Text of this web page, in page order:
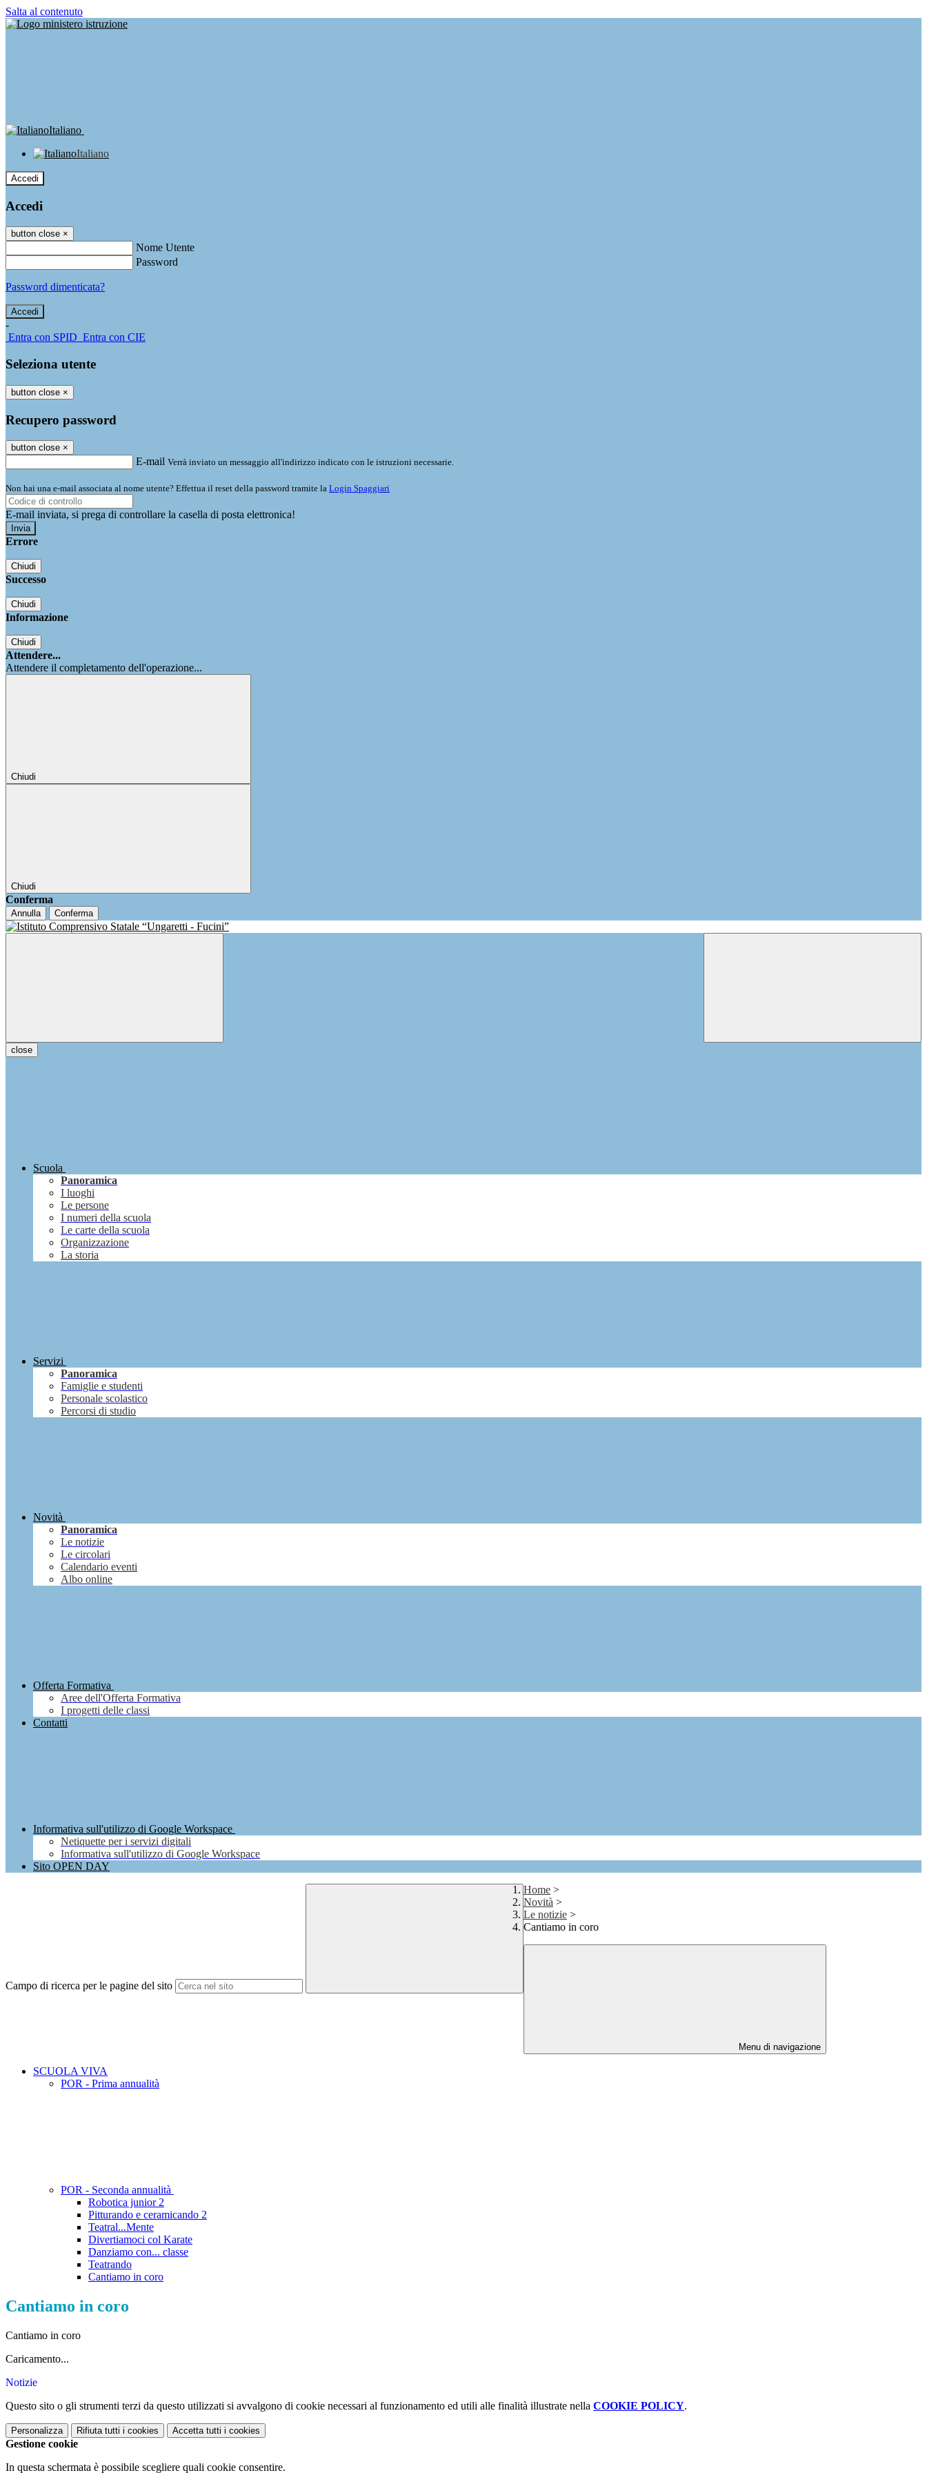
Salta al contenuto
Italiano
Italiano
Accedi
Accedi
button close ×
Nome Utente
Password
Password dimenticata?
-
Entra con SPID Entra con CIE
Seleziona utente
button close ×
Recupero password
button close ×
E-mail Verrà inviato un messaggio all'indirizzo indicato con le istruzioni necessarie.
Non hai una e-mail associata al nome utente? Effettua il reset della password tramite la Login Spaggiari
E-mail inviata, si prega di controllare la casella di posta elettronica!
Errore
Chiudi
Successo
Chiudi
Informazione
Chiudi
Attendere...
Attendere il completamento dell'operazione...
Chiudi
Chiudi
Conferma
Annulla Conferma
close
Scuola
Panoramica
I luoghi
Le persone
I numeri della scuola
Le carte della scuola
Organizzazione
La storia
Servizi
Panoramica
Famiglie e studenti
Personale scolastico
Percorsi di studio
Novità
Panoramica
Le notizie
Le circolari
Calendario eventi
Albo online
Offerta Formativa
Aree dell'Offerta Formativa
I progetti delle classi
Contatti
Informativa sull'utilizzo di Google Workspace
Netiquette per i servizi digitali
Informativa sull'utilizzo di Google Workspace
Sito OPEN DAY
Campo di ricerca per le pagine del sito
Home >
Novità >
Le notizie >
Cantiamo in coro
Menu di navigazione
SCUOLA VIVA
POR - Prima annualità
POR - Seconda annualità
Robotica junior 2
Pitturando e ceramicando 2
Teatral...Mente
Divertiamoci col Karate
Danziamo con... classe
Teatrando
Cantiamo in coro
Cantiamo in coro
Cantiamo in coro
Caricamento...
Notizie
Questo sito o gli strumenti terzi da questo utilizzati si avvalgono di cookie necessari al funzionamento ed utili alle finalità illustrate nella COOKIE POLICY.
Personalizza Rifiuta tutti i cookies Accetta tutti i cookies
Gestione cookie
In questa schermata è possibile scegliere quali cookie consentire.